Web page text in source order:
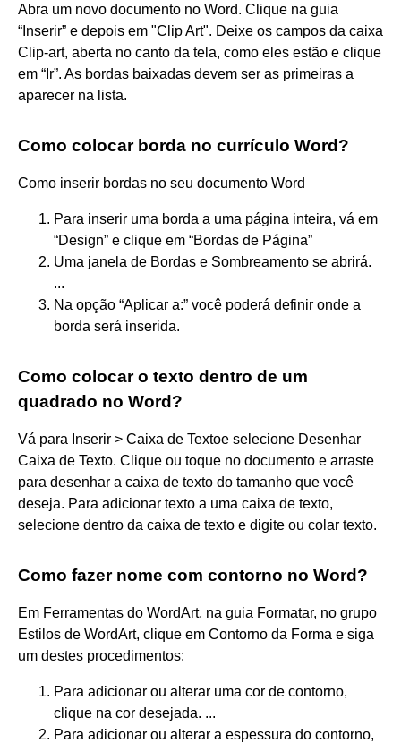
Abra um novo documento no Word. Clique na guia
“Inserir” e depois em "Clip Art". Deixe os campos da caixa
Clip-art, aberta no canto da tela, como eles estão e clique
em “Ir”. As bordas baixadas devem ser as primeiras a
aparecer na lista.
Como colocar borda no currículo Word?
Como inserir bordas no seu documento Word
Para inserir uma borda a uma página inteira, vá em
“Design” e clique em “Bordas de Página”
Uma janela de Bordas e Sombreamento se abrirá.
...
Na opção “Aplicar a:” você poderá definir onde a
borda será inserida.
Como colocar o texto dentro de um
quadrado no Word?
Vá para Inserir > Caixa de Textoe selecione Desenhar
Caixa de Texto. Clique ou toque no documento e arraste
para desenhar a caixa de texto do tamanho que você
deseja. Para adicionar texto a uma caixa de texto,
selecione dentro da caixa de texto e digite ou colar texto.
Como fazer nome com contorno no Word?
Em Ferramentas do WordArt, na guia Formatar, no grupo
Estilos de WordArt, clique em Contorno da Forma e siga
um destes procedimentos:
Para adicionar ou alterar uma cor de contorno,
clique na cor desejada. ...
Para adicionar ou alterar a espessura do contorno,